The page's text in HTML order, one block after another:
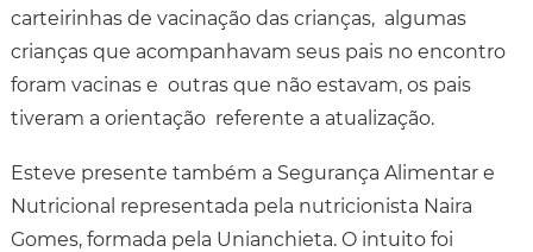
carteirinhas de vacinação das crianças, algumas
crianças que acompanhavam seus pais no encontro
foram vacinas e outras que não estavam, os pais
tiveram a orientação referente a atualização.
Esteve presente também a Segurança Alimentar e
Nutricional representada pela nutricionista Naira
Gomes, formada pela Unianchieta. O intuito foi